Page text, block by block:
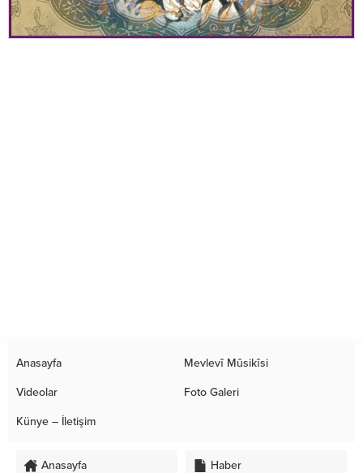
Anasayfa Mevlevî Mûsikîsi
Videolar Foto Galeri
Künye – İletişim
Anasayfa Haber